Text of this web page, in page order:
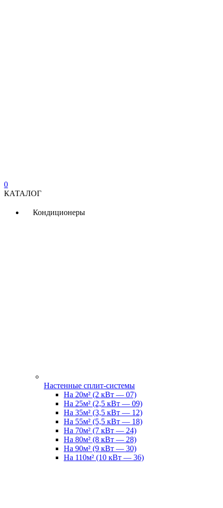
0
КАТАЛОГ
Кондиционеры
Настенные сплит-системы
На 20м² (2 кВт — 07)
На 25м² (2,5 кВт — 09)
На 35м² (3,5 кВт — 12)
На 55м² (5,5 кВт — 18)
На 70м² (7 кВт — 24)
На 80м² (8 кВт — 28)
На 90м² (9 кВт — 30)
На 110м² (10 кВт — 36)